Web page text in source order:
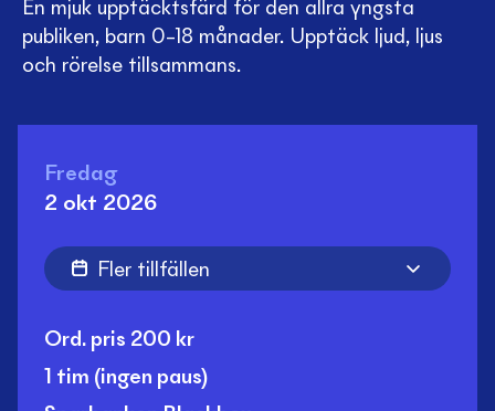
En mjuk upptäcktsfärd för den allra yngsta
publiken, barn 0–18 månader. Upptäck ljud, ljus
och rörelse tillsammans.
Fredag
2 okt 2026
Fler tillfällen
Ord. pris 200 kr
1 tim (ingen paus)